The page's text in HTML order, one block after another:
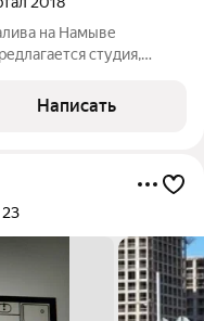
на Намыве
студия,
Грина на Намыве
Написать
23